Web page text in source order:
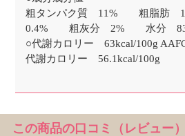
粗タンパク質 11% 粗脂
0.4% 粗灰分 2% 水分
○代謝カロリー 63kcal/100g
代謝カロリー 56.1kcal/100g
この商品の口コミ（レビュー）